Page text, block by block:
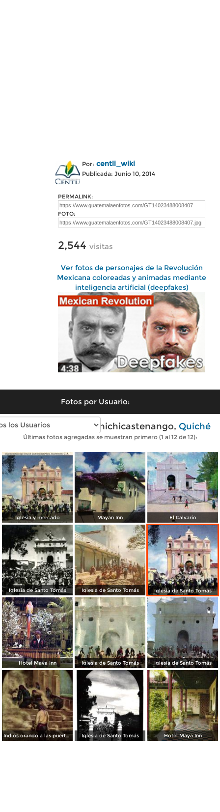
Por: centli_wiki
Publicada: Junio 10, 2014
PERMALINK:
FOTO:
2,544 visitas
Ver fotos de personajes de la Revolución
Mexicana coloreadas y animadas mediante
inteligencia artificial (deepfakes)
Fotos por Usuario:
Fotos antiguas de Chichicastenango, Quiché
Últimas fotos agregadas se muestran primero (1 al 12 de 12):
Iglesia y mercado Mayan Inn El Calvario
Iglesia de Santo Tomás Iglesia de Santo Tomás Iglesia de Santo Tomás
Hotel Maya Inn Iglesia de Santo Tomás Iglesia de Santo Tomás
Indios orando a las puertas del templo de Santo Tomás, pintura de H. Garavito Iglesia de Santo Tomás Hotel Maya Inn